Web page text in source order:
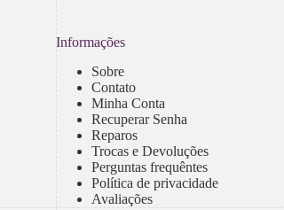
Informações
Sobre
Contato
Minha Conta
Recuperar Senha
Reparos
Trocas e Devoluções
Perguntas frequêntes
Política de privacidade
Avaliações